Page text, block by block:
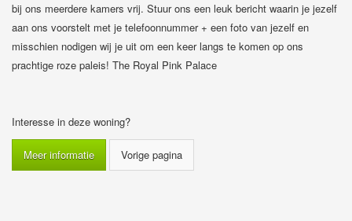
bij ons meerdere kamers vrij. Stuur ons een leuk bericht waarin je jezelf
aan ons voorstelt met je telefoonnummer + een foto van jezelf en
misschien nodigen wij je uit om een keer langs te komen op ons
prachtige roze paleis! The Royal Pink Palace
Interesse in deze woning?
Meer informatie